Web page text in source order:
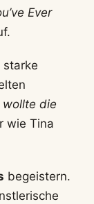
Ever
starke
wollte die
wie Tina
begeistern.